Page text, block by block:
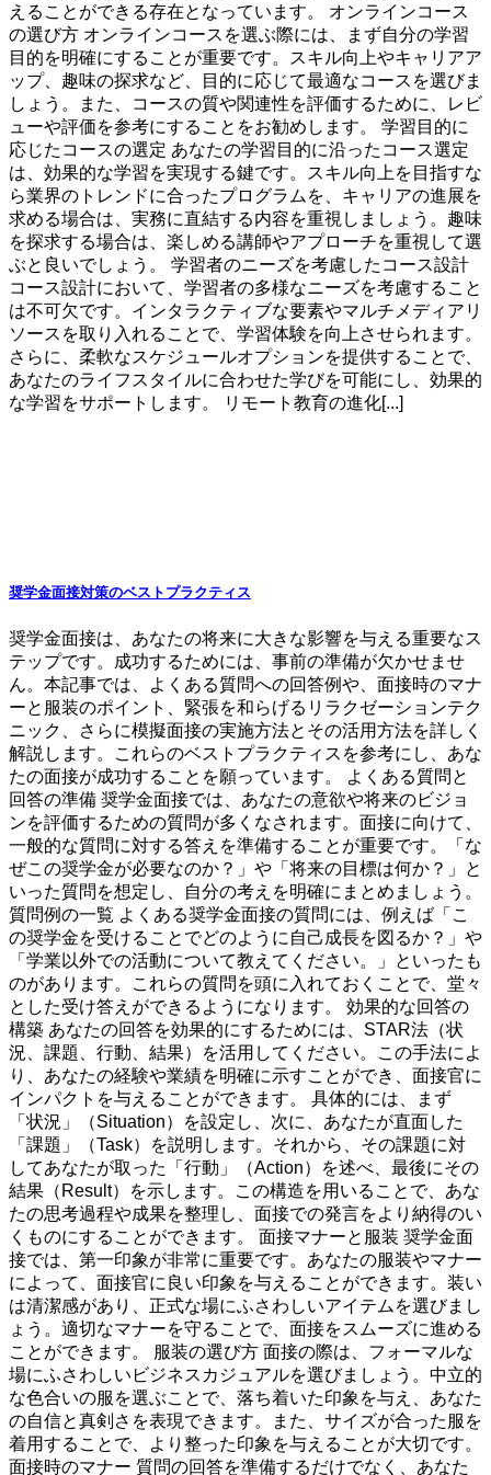
えることができる存在となっています。 オンラインコース
の選び方 オンラインコースを選ぶ際には、まず自分の学習
目的を明確にすることが重要です。スキル向上やキャリアア
ップ、趣味の探求など、目的に応じて最適なコースを選びま
しょう。また、コースの質や関連性を評価するために、レビ
ューや評価を参考にすることをお勧めします。 学習目的に
応じたコースの選定 あなたの学習目的に沿ったコース選定
は、効果的な学習を実現する鍵です。スキル向上を目指すな
ら業界のトレンドに合ったプログラムを、キャリアの進展を
求める場合は、実務に直結する内容を重視しましょう。趣味
を探求する場合は、楽しめる講師やアプローチを重視して選
ぶと良いでしょう。 学習者のニーズを考慮したコース設計
コース設計において、学習者の多様なニーズを考慮すること
は不可欠です。インタラクティブな要素やマルチメディアリ
ソースを取り入れることで、学習体験を向上させられます。
さらに、柔軟なスケジュールオプションを提供することで、
あなたのライフスタイルに合わせた学びを可能にし、効果的
な学習をサポートします。 リモート教育の進化[...]
奨学金面接対策のベストプラクティス
奨学金面接は、あなたの将来に大きな影響を与える重要なス
テップです。成功するためには、事前の準備が欠かせませ
ん。本記事では、よくある質問への回答例や、面接時のマナ
ーと服装のポイント、緊張を和らげるリラクゼーションテク
ニック、さらに模擬面接の実施方法とその活用方法を詳しく
解説します。これらのベストプラクティスを参考にし、あな
たの面接が成功することを願っています。 よくある質問と
回答の準備 奨学金面接では、あなたの意欲や将来のビジョ
ンを評価するための質問が多くなされます。面接に向けて、
一般的な質問に対する答えを準備することが重要です。「な
ぜこの奨学金が必要なのか？」や「将来の目標は何か？」と
いった質問を想定し、自分の考えを明確にまとめましょう。
質問例の一覧 よくある奨学金面接の質問には、例えば「こ
の奨学金を受けることでどのように自己成長を図るか？」や
「学業以外での活動について教えてください。」といったも
のがあります。これらの質問を頭に入れておくことで、堂々
とした受け答えができるようになります。 効果的な回答の
構築 あなたの回答を効果的にするためには、STAR法（状
況、課題、行動、結果）を活用してください。この手法によ
り、あなたの経験や業績を明確に示すことができ、面接官に
インパクトを与えることができます。 具体的には、まず
「状況」（Situation）を設定し、次に、あなたが直面した
「課題」（Task）を説明します。それから、その課題に対
してあなたが取った「行動」（Action）を述べ、最後にその
結果（Result）を示します。この構造を用いることで、あな
たの思考過程や成果を整理し、面接での発言をより納得のい
くものにすることができます。 面接マナーと服装 奨学金面
接では、第一印象が非常に重要です。あなたの服装やマナー
によって、面接官に良い印象を与えることができます。装い
は清潔感があり、正式な場にふさわしいアイテムを選びまし
ょう。適切なマナーを守ることで、面接をスムーズに進める
ことができます。 服装の選び方 面接の際は、フォーマルな
場にふさわしいビジネスカジュアルを選びましょう。中立的
な色合いの服を選ぶことで、落ち着いた印象を与え、あなた
の自信と真剣さを表現できます。また、サイズが合った服を
着用することで、より整った印象を与えることが大切です。
面接時のマナー 質問の回答を準備するだけでなく、あなた